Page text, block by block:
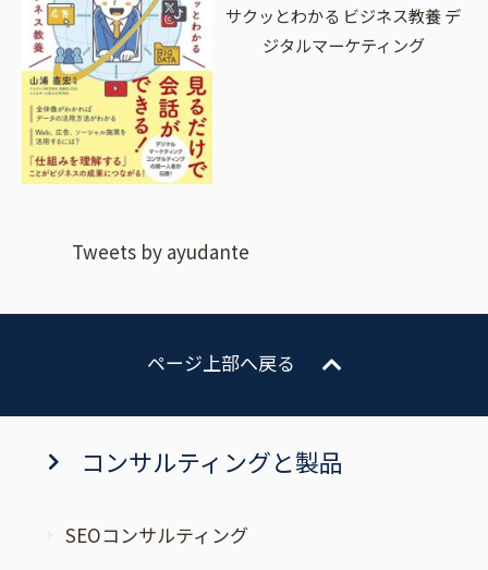
サクッとわかる ビジネス教養 デ
ジタルマーケティング
Tweets by ayudante
ページ上部へ戻る
コンサルティングと製品
SEOコンサルティング